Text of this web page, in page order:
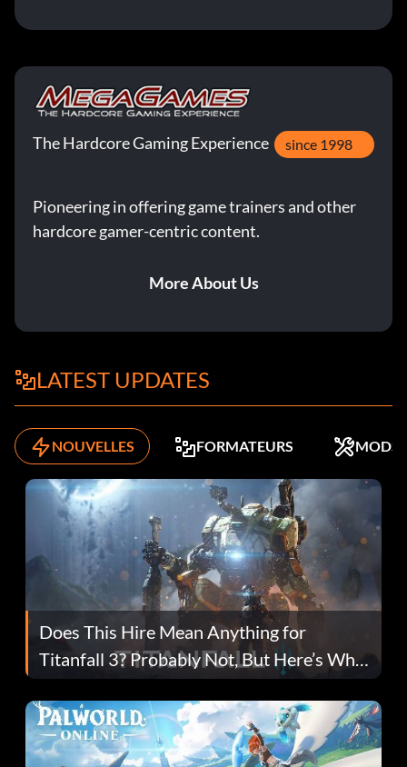
The Hardcore Gaming Experience since 1998
Pioneering in offering game trainers and other
hardcore gamer-centric content.
More About Us
LATEST UPDATES
NOUVELLES FORMATEURS MODS
Does This Hire Mean Anything for
Titanfall 3? Probably Not, But Here’s Why
Fans Are Hopeful